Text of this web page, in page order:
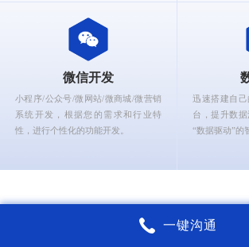
微信开发
小程序/公众号/微网站/微商城/微营销
系统开发，根据您的需求和行业特
性，进行个性化的功能开发。
迅速搭建自
台，提升数
“数据驱动”的
锐智互动核心能力
一键沟通